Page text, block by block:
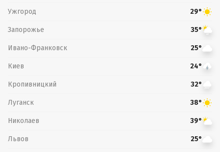
Ужгород 29°
Запорожье 35°
Ивано-Франковск 25°
Киев 24°
Кропивницкий 32°
Луганск 38°
Николаев 39°
Львов 25°